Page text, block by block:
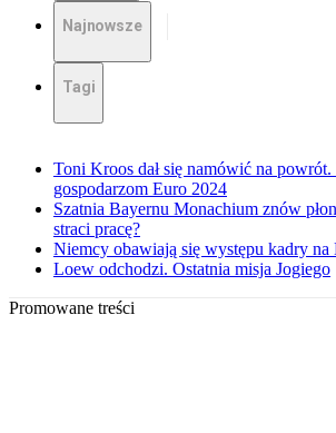
Najnowsze
Tagi
Toni Kroos dał się namówić na powrót.
gospodarzom Euro 2024
Szatnia Bayernu Monachium znów
straci pracę?
Niemcy obawiają się występu kadry na
Loew odchodzi. Ostatnia misja Jogiego
Promowane treści